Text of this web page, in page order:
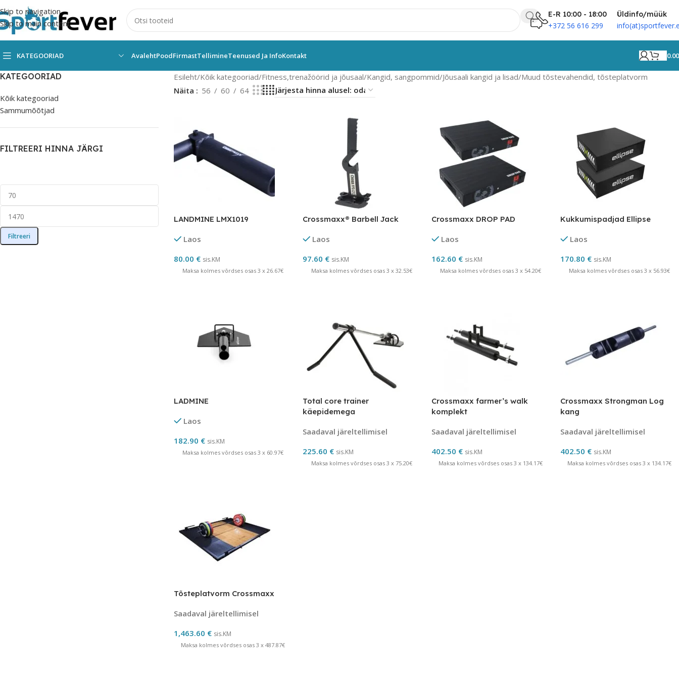
Skip to navigation
Skip to main content
E-R 10:00 - 18:00
+372 56 616 299
Üldinfo/müük
KATEGOORIAD AvalehtPoodFirmastTellimineTeenused Ja InfoKontakt
KATEGOORIAD
Kõik kategooriad
Sammumõõtjad
FILTREERI HINNA JÄRGI
Filtreeri
Esileht Kõik kategooriad Fitness,trenažöörid ja jõusaal Kangid, sangpommid Jõusaali kangid ja lisad Muud tõstevahendid, tõsteplatvorm
Näita
56 60 64
LANDMINE LMX1019
Laos
80.00 € sis.KM
Maksa kolmes võrdses osas 3 x 26.67€
Crossmaxx® Barbell Jack
Laos
97.60 € sis.KM
Maksa kolmes võrdses osas 3 x 32.53€
Crossmaxx DROP PAD
Laos
162.60 € sis.KM
Maksa kolmes võrdses osas 3 x 54.20€
Kukkumispadjad Ellipse
Laos
170.80 € sis.KM
Maksa kolmes võrdses osas 3 x 56.93€
LADMINE
Laos
182.90 € sis.KM
Maksa kolmes võrdses osas 3 x 60.97€
Total core trainer
käepidemega
Saadaval järeltellimisel
225.60 € sis.KM
Maksa kolmes võrdses osas 3 x 75.20€
Crossmaxx farmer’s walk
komplekt
Saadaval järeltellimisel
402.50 € sis.KM
Maksa kolmes võrdses osas 3 x 134.17€
Crossmaxx Strongman Log
kang
Saadaval järeltellimisel
402.50 € sis.KM
Maksa kolmes võrdses osas 3 x 134.17€
Tõsteplatvorm Crossmaxx
Saadaval järeltellimisel
1,463.60 € sis.KM
Maksa kolmes võrdses osas 3 x 487.87€